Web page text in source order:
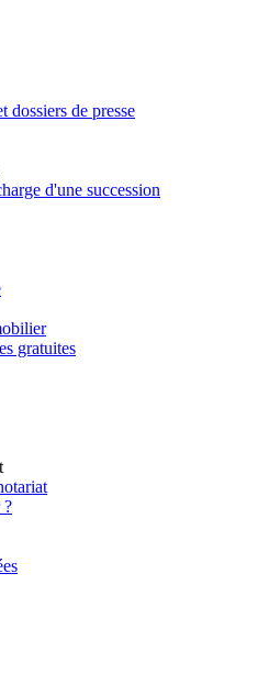
dossiers de presse
d'une succession
gratuites
?